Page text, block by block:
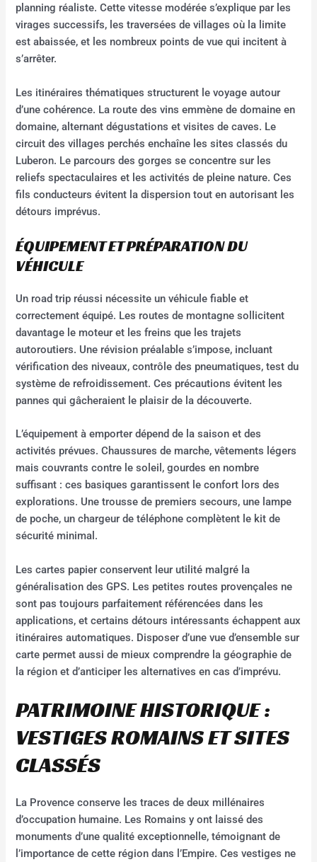
planning réaliste. Cette vitesse modérée s’explique par les
virages successifs, les traversées de villages où la limite
est abaissée, et les nombreux points de vue qui incitent à
s’arrêter.
Les itinéraires thématiques structurent le voyage autour
d’une cohérence. La route des vins emmène de domaine en
domaine, alternant dégustations et visites de caves. Le
circuit des villages perchés enchaîne les sites classés du
Luberon. Le parcours des gorges se concentre sur les
reliefs spectaculaires et les activités de pleine nature. Ces
fils conducteurs évitent la dispersion tout en autorisant les
détours imprévus.
ÉQUIPEMENT ET PRÉPARATION DU
VÉHICULE
Un road trip réussi nécessite un véhicule fiable et
correctement équipé. Les routes de montagne sollicitent
davantage le moteur et les freins que les trajets
autoroutiers. Une révision préalable s’impose, incluant
vérification des niveaux, contrôle des pneumatiques, test du
système de refroidissement. Ces précautions évitent les
pannes qui gâcheraient le plaisir de la découverte.
L’équipement à emporter dépend de la saison et des
activités prévues. Chaussures de marche, vêtements légers
mais couvrants contre le soleil, gourdes en nombre
suffisant : ces basiques garantissent le confort lors des
explorations. Une trousse de premiers secours, une lampe
de poche, un chargeur de téléphone complètent le kit de
sécurité minimal.
Les cartes papier conservent leur utilité malgré la
généralisation des GPS. Les petites routes provençales ne
sont pas toujours parfaitement référencées dans les
applications, et certains détours intéressants échappent aux
itinéraires automatiques. Disposer d’une vue d’ensemble sur
carte permet aussi de mieux comprendre la géographie de
la région et d’anticiper les alternatives en cas d’imprévu.
PATRIMOINE HISTORIQUE :
VESTIGES ROMAINS ET SITES
CLASSÉS
La Provence conserve les traces de deux millénaires
d’occupation humaine. Les Romains y ont laissé des
monuments d’une qualité exceptionnelle, témoignant de
l’importance de cette région dans l’Empire. Ces vestiges ne